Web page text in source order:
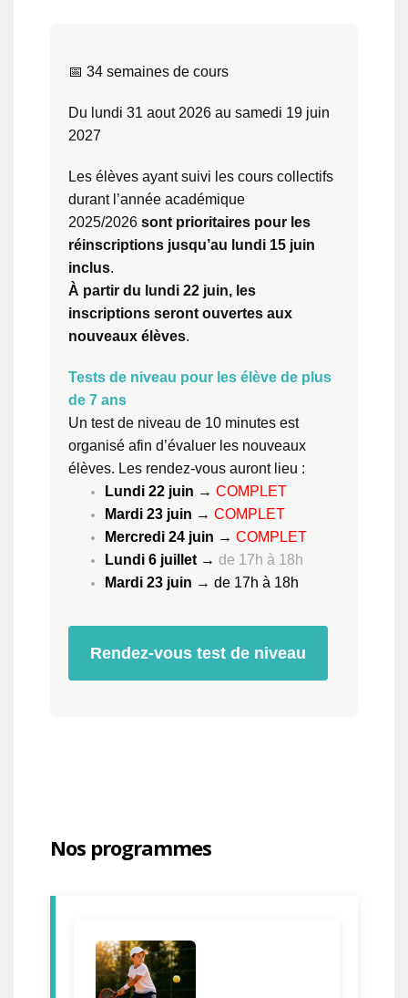
📅 34 semaines de cours
Du lundi 31 aout 2026 au samedi 19 juin
2027
Les élèves ayant suivi les cours collectifs
durant l’année académique
2025/2026 sont prioritaires pour les
réinscriptions jusqu’au lundi 15 juin
inclus.
À partir du lundi 22 juin, les
inscriptions seront ouvertes aux
nouveaux élèves.
Tests de niveau pour les élève de plus
de 7 ans
Un test de niveau de 10 minutes est
organisé afin d’évaluer les nouveaux
élèves. Les rendez-vous auront lieu :
Lundi 22 juin → COMPLET
Mardi 23 juin → COMPLET
Mercredi 24 juin → COMPLET
Lundi 6 juillet → de 17h à 18h
Mardi 23 juin → de 17h à 18h
Rendez-vous test de niveau
Nos programmes